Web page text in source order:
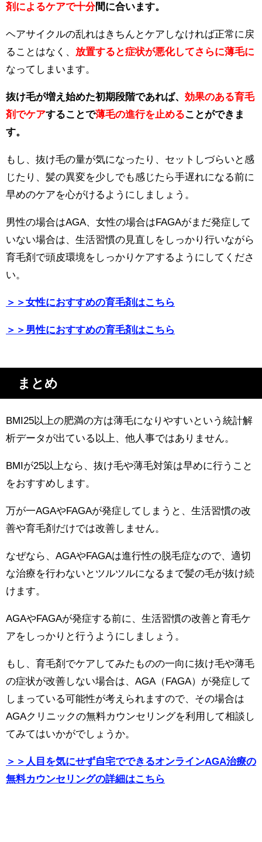
剤によるケアで十分間に合います。
ヘアサイクルの乱れはきちんとケアしなければ正常に戻
ることはなく、 放置すると症状が悪化してさらに薄毛に
なってしまいます。
抜け毛が増え始めた初期段階であれば、 効果のある育毛
剤でケアすることで薄毛の進行を止めることができま
す。
もし、抜け毛の量が気になったり、セットしづらいと感
じたり、髪の異変を少しでも感じたら手遅れになる前に
早めのケアを心がけるようにしましょう。
男性の場合はAGA、女性の場合はFAGAがまだ発症して
いない場合は、生活習慣の見直しをしっかり行いながら
育毛剤で頭皮環境をしっかりケアするようにしてくださ
い。
＞＞女性におすすめの育毛剤はこちら
＞＞男性におすすめの育毛剤はこちら
まとめ
BMI25以上の肥満の方は薄毛になりやすいという統計解
析データが出ている以上、他人事ではありません。
BMIが25以上なら、抜け毛や薄毛対策は早めに行うこと
をおすすめします。
万が一AGAやFAGAが発症してしまうと、生活習慣の改
善や育毛剤だけでは改善しません。
なぜなら、AGAやFAGAは進行性の脱毛症なので、適切
な治療を行わないとツルツルになるまで髪の毛が抜け続
けます。
AGAやFAGAが発症する前に、生活習慣の改善と育毛ケ
アをしっかりと行うようにしましょう。
もし、育毛剤でケアしてみたものの一向に抜け毛や薄毛
の症状が改善しない場合は、AGA（FAGA）が発症して
しまっている可能性が考えられますので、その場合は
AGAクリニックの無料カウンセリングを利用して相談し
てみてはいかがでしょうか。
＞＞人目を気にせず自宅でできるオンラインAGA治療の
無料カウンセリングの詳細はこちら